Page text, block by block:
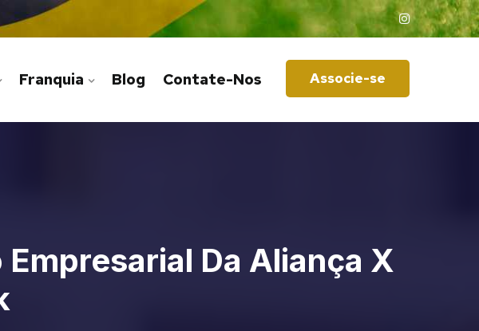
Franquia Blog Contate-Nos Associe-se
Da Aliança X